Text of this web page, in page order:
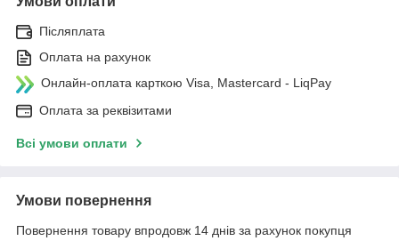
Післяплата
Оплата на рахунок
Онлайн-оплата карткою Visa, Mastercard - LiqPay
Оплата за реквізитами
Всі умови оплати
Умови повернення
Повернення товару впродовж 14 днів за рахунок покупця